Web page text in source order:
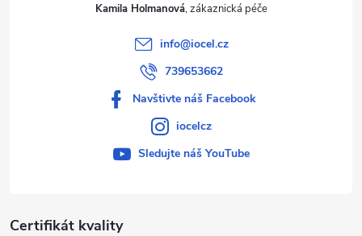
Certifikát kvality
Kamila Holmanová
info@iocel.cz
739653662
Navštivte náš Facebook
iocelcz
Sledujte náš YouTube